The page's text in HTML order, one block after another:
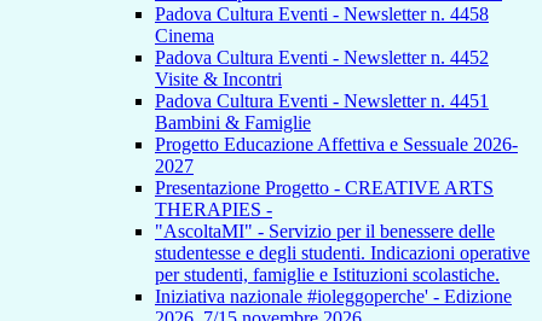
Padova Cultura Eventi - Newsletter n. 4458
Cinema
Padova Cultura Eventi - Newsletter n. 4452
Visite & Incontri
Padova Cultura Eventi - Newsletter n. 4451
Bambini & Famiglie
Progetto Educazione Affettiva e Sessuale 2026-
2027
Presentazione Progetto - CREATIVE ARTS
THERAPIES -
"AscoltaMI" - Servizio per il benessere delle
studentesse e degli studenti. Indicazioni operative
per studenti, famiglie e Istituzioni scolastiche.
Iniziativa nazionale #ioleggoperche' - Edizione